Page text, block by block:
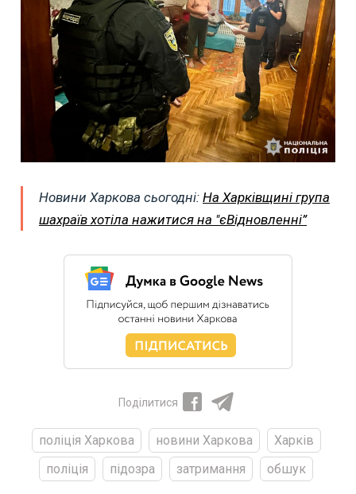
Новини Харкова сьогодні: На Харківщині група
шахраїв хотіла нажитися на "єВідновленні”
Поділитися
поліція Харкова новини Харкова
Харків
поліція
підозра затримання обшук